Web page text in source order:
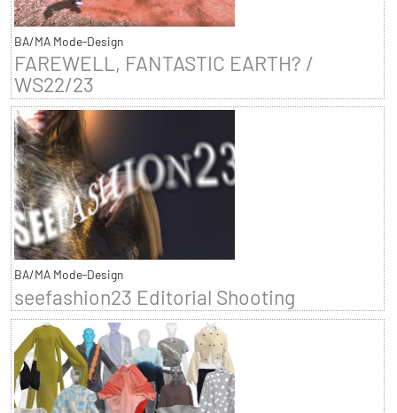
BA/MA Mode-Design
FAREWELL, FANTASTIC EARTH? /
WS22/23
BA/MA Mode-Design
seefashion23 Editorial Shooting